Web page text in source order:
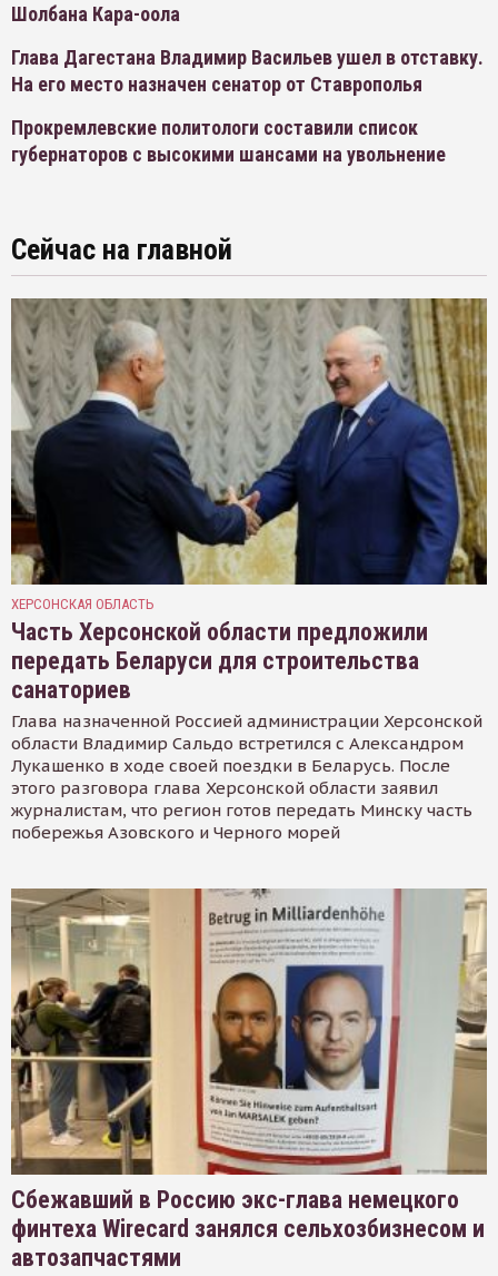
Шолбана Кара-оола
Глава Дагестана Владимир Васильев ушел в отставку.
На его место назначен сенатор от Ставрополья
Прокремлевские политологи составили список
губернаторов с высокими шансами на увольнение
Сейчас на главной
ХЕРСОНСКАЯ ОБЛАСТЬ
Часть Херсонской области предложили
передать Беларуси для строительства
санаториев
Глава назначенной Россией администрации Херсонской
области Владимир Сальдо встретился с Александром
Лукашенко в ходе своей поездки в Беларусь. После
этого разговора глава Херсонской области заявил
журналистам, что регион готов передать Минску часть
побережья Азовского и Черного морей
Сбежавший в Россию экс-глава немецкого
финтеха Wirecard занялся сельхозбизнесом и
автозапчастями